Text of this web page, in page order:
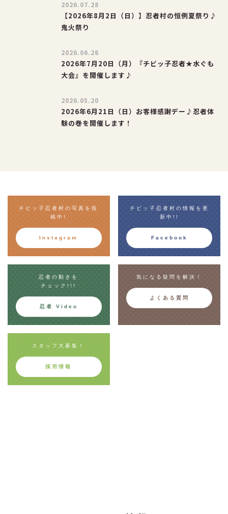
2026.07.28
【2026年8月2日（日）】忍者村の恒例夏祭り♪
鬼火祭り
2026.06.26
2026年7月20日（月）『チビッ子忍者★水ぐも
大会』を開催します♪
2026.05.20
2026年6月21日（日）お客様感謝デー♪忍者体
験の巻を開催します！
チビッ子忍者村の写真を投
稿中!
Instagram
チビッ子忍者村の情報を更
新中!!
Facebook
忍者の動きを
チェック!!!
忍者 Video
気になる疑問を解決！
よくある質問
スタッフ大募集！
採用情報